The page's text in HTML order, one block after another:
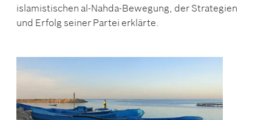
islamistischen al-Nahda-Bewegung, der Strategien
und Erfolg seiner Partei erklärte.